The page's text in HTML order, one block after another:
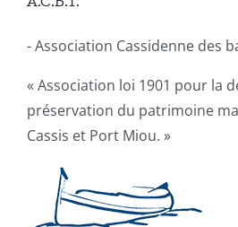
- Association Cassidenne des
« Association loi 1901 pour la
préservation du patrimoine
Cassis et Port Miou. »